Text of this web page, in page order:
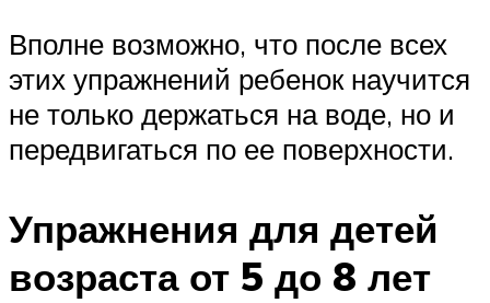
Вполне возможно, что после всех
этих упражнений ребенок научится
не только держаться на воде, но и
передвигаться по ее поверхности.
Упражнения для детей
возраста от 5 до 8 лет